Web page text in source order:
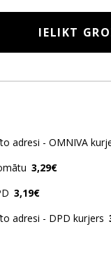
IELIKT
adresi - OMNIVA
3,29€
3,19€
adresi - DPD kurjers